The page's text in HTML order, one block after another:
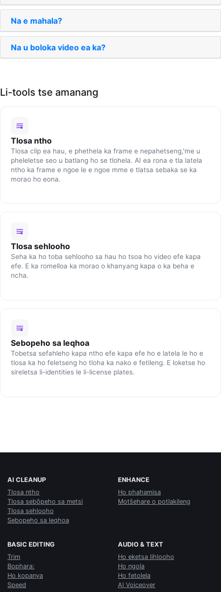
Na e mahala?
Na u boloka video ea ka?
Li-tools tse amanang
Tlosa ntho
Tlosa clip ea hau, e phethela ka frame e nepahetseng,'me u
pheleletse seo u batlang ho se tlohela. AI ea rona e tla latela
ntho ka frame e ngoe le e ngoe mme e tlatsa sebaka se ka
morao ho eona.
Tlosa sehlooho
Seha ka ho toba sehlooho sa hau ho tsoa ho video efe kapa
efe. E ka romelloa ka morao o khanyang kapa o ka beha e
ncha.
Sebopeho sa leqhoa
Tobetsa sefahleho kapa ntho efe kapa efe ho e latela le ho e
tlosa ka ho feletseng ho tloha ka nako e fetileng. E loketse ho
sireletsa li-identities le li-license plates.
AI CLEANUP
Tlosa ntho
Tlosa sebōpeho sa metsi
Tlosa sehlooho
Sebopeho sa leqhoa
ENHANCE
Ho phahamisa
Motšehare o potlakileng
BASIC EDITING
Trim
Bophara:
Ho kopanya
Speed
AUDIO & TEXT
Ho eketsa lihlooho
Ho ngola
Ho fetolela
AI Voiceover